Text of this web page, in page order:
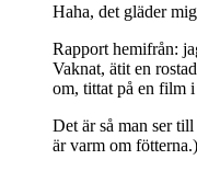
Haha, det gläder
Rapport hemifrån:
Vaknat, ätit en
om, tittat på en film i
Det är så man ser
är varm om fötterna.)